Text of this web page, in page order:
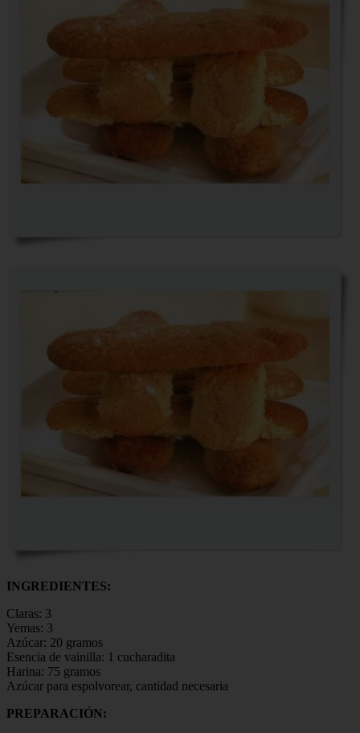
INGREDIENTES:
Claras: 3
Yemas: 3
Azúcar: 20 gramos
Esencia de vainilla: 1 cucharadita
Harina: 75 gramos
Azúcar para espolvorear, cantidad necesaria
PREPARACIÓN: